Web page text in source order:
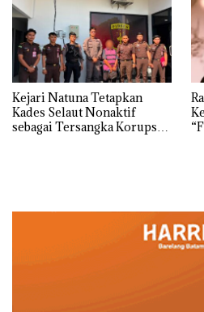
Kejari Natuna Tetapkan
Kades Selaut Nonaktif
sebagai Tersangka Korupsi